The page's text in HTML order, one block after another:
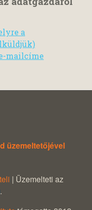
a
mailcíme
üzemeltetőjével
| Üzemelteti az
.